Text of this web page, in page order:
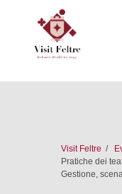
Visit Feltre
Pratiche dei
Gestione,